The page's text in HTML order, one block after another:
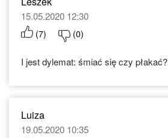
15.05.2020 12:30
(7) (0)
I jest dylemat: śmiać się czy płakać?
Luiza
19.05.2020 10:35